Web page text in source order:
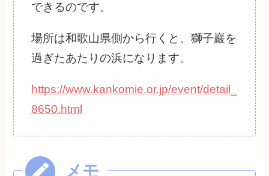
できるのです。
場所は和歌山県側から行くと、獅子巖を
過ぎたあたりの浜になります。
https://www.kankomie.or.jp/event/detail_
8650.html